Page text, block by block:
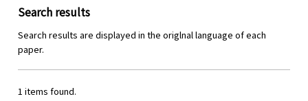
Search results
Search results are displayed in the origlnal language of each
paper.
1 items found.